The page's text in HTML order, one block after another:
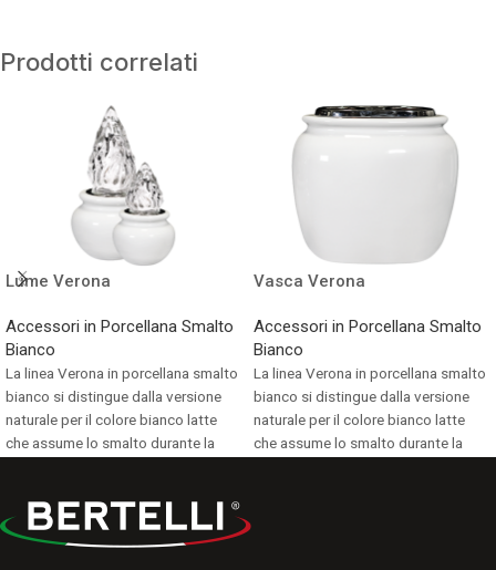
Prodotti correlati
Lume Verona
Accessori in Porcellana Smalto
Bianco
La linea Verona in porcellana smalto
bianco si distingue dalla versione
naturale per il colore bianco latte
che assume lo smalto durante la
Consulta i formati disponibili.
Vasca Verona
Accessori in Porcellana Smalto
Bianco
La linea Verona in porcellana smalto
bianco si distingue dalla versione
naturale per il colore bianco latte
che assume lo smalto durante la